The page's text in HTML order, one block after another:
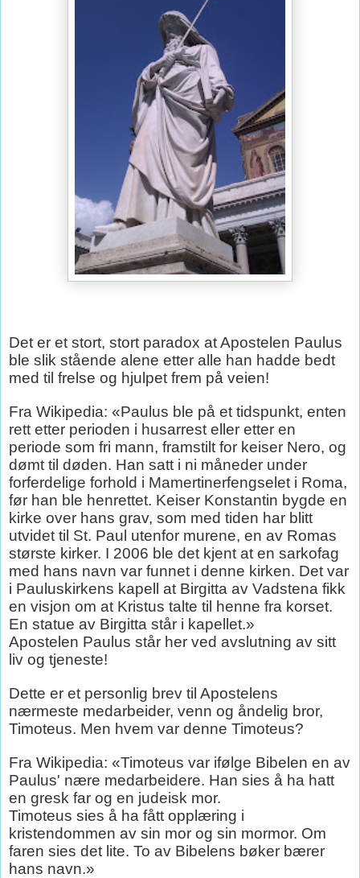
Det er et stort, stort paradox at Apostelen Paulus
ble slik stående alene etter alle han hadde bedt
med til frelse og hjulpet frem på veien!
Fra Wikipedia: «Paulus ble på et tidspunkt, enten
rett etter perioden i husarrest eller etter en
periode som fri mann, framstilt for keiser Nero, og
dømt til døden. Han satt i ni måneder under
forferdelige forhold i Mamertinerfengselet i Roma,
før han ble henrettet. Keiser Konstantin bygde en
kirke over hans grav, som med tiden har blitt
utvidet til St. Paul utenfor murene, en av Romas
største kirker. I 2006 ble det kjent at en sarkofag
med hans navn var funnet i denne kirken. Det var
i Pauluskirkens kapell at Birgitta av Vadstena fikk
en visjon om at Kristus talte til henne fra korset.
En statue av Birgitta står i kapellet.»
Apostelen Paulus står her ved avslutning av sitt
liv og tjeneste!
Dette er et personlig brev til Apostelens
nærmeste medarbeider, venn og åndelig bror,
Timoteus. Men hvem var denne Timoteus?
Fra Wikipedia: «Timoteus var ifølge Bibelen en av
Paulus' nære medarbeidere. Han sies å ha hatt
en gresk far og en judeisk mor.
Timoteus sies å ha fått opplæring i
kristendommen av sin mor og sin mormor. Om
faren sies det lite. To av Bibelens bøker bærer
hans navn.»